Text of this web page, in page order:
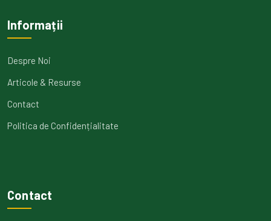
Informații
Despre Noi
Articole & Resurse
Contact
Politica de Confidențialitate
Contact